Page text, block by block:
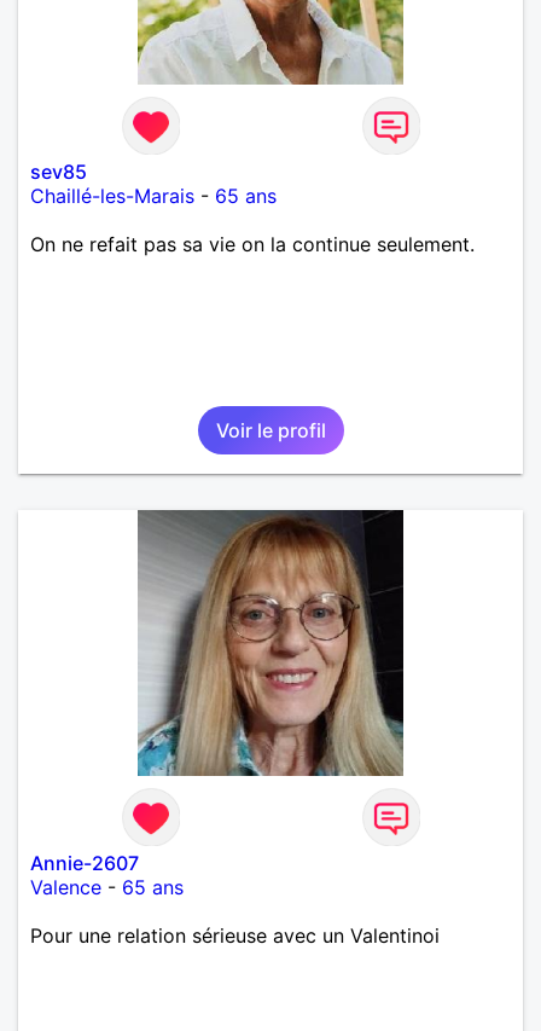
sev85
Chaillé-les-Marais - 65 ans
On ne refait pas sa vie on la continue seulement.
Voir le profil
Annie-2607
Valence - 65 ans
Pour une relation sérieuse avec un Valentinoi